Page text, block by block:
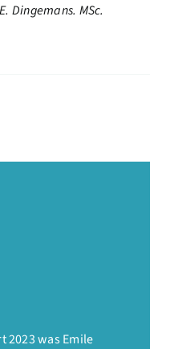
Dingemans. MSc.
2023 was Emile